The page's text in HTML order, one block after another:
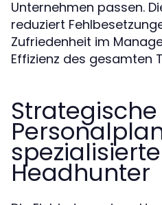
Unternehmen passen.
reduziert
Zufriedenheit im
Effizienz des gesamten
Strategische
spezialisierte
Headhunter